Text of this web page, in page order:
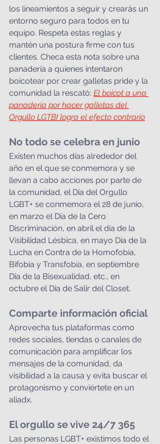
los lineamientos a seguir y crearás un
entorno seguro para todos en tu
equipo. Respeta estas reglas y
mantén una postura firme con tus
clientes. Checa esta nota sobre una
panadería a quienes intentaron
boicotear por crear galletas pride y la
comunidad la rescató: El boicot a una
panadería por hacer galletas del
Orgullo LGTBI logra el efecto contrario
No todo se celebra en junio
Existen muchos días alrededor del
año en el que se conmemora y se
llevan a cabo acciones por parte de
la comunidad, el Día del Orgullo
LGBT+ se conmemora el 28 de junio,
en marzo el Día de la Cero
Discriminación, en abril el día de la
Visibilidad Lésbica, en mayo Día de la
Lucha en Contra de la Homofobia,
Bifobia y Transfobia, en septiembre
Día de la Bisexualidad, etc., en
octubre el Día de Salir del Closet.
Comparte información oficial
Aprovecha tus plataformas como
redes sociales, tiendas o canales de
comunicación para amplificar los
mensajes de la comunidad, da
visibilidad a la causa y evita buscar el
protagonismo y conviértete en un
aliadx.
El orgullo se vive 24/7 365
Las personas LGBT+ existimos todo el